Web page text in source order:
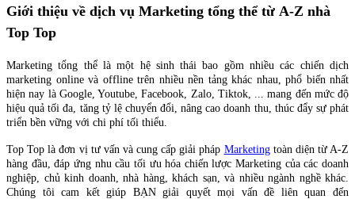
Giới thiệu về dịch vụ Marketing tổng thể từ A-Z nhà
Top Top
Marketing tổng thể là một hệ sinh thái bao gồm nhiều các chiến dịch
marketing online và offline trên nhiều nền tảng khác nhau, phổ biến nhất
hiện nay là Google, Youtube, Facebook, Zalo, Tiktok, ... mang đến mức độ
hiệu quả tối đa, tăng tỷ lệ chuyển đổi, nâng cao doanh thu, thúc đẩy sự phát
triển bền vững với chi phí tối thiểu.
Top Top là đơn vị tư vấn và cung cấp giải pháp Marketingtoàn diện từ A-Z
hàng đầu, đáp ứng nhu cầu tối ưu hóa chiến lược Marketing của các doanh
nghiệp, chủ kinh doanh, nhà hàng, khách sạn, và nhiều ngành nghề khác.
Chúng tôi cam kết giúp BẠN giải quyết mọi vấn đề liên quan đến